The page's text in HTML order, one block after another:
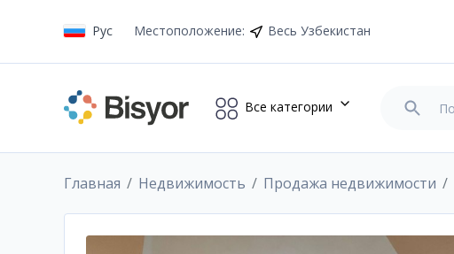
Рус Местоположение: Весь Узбекистан
Все категории
Главная Недвижимость Продажа недвижимости